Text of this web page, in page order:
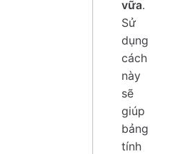
vữa.
Sử
dụng
cách
này
sẽ
giúp
bảng
tính